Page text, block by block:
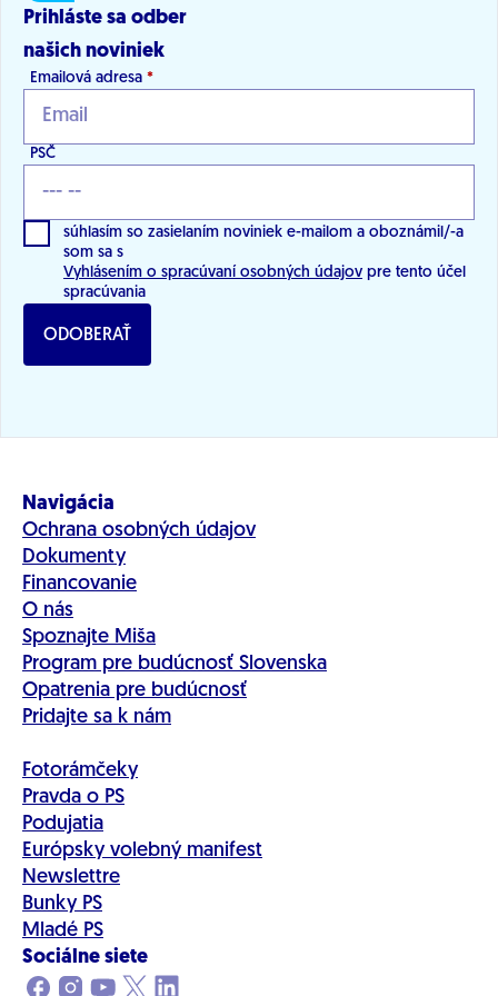
Obranný rozpočet sa tak podľa PS stal
Prihláste sa odber
našich noviniek
Emailová adresa *
PSČ
súhlasím so zasielaním noviniek e-mailom a oboznámil/-a
som sa s
Vyhlásením o spracúvaní osobných údajov pre tento účel
spracúvania
ODOBERAŤ
Navigácia
Ochrana osobných údajov
Dokumenty
Financovanie
O nás
Spoznajte Miša
Program pre budúcnosť Slovenska
Opatrenia pre budúcnosť
Pridajte sa k nám
Fotorámčeky
Pravda o PS
Podujatia
Európsky volebný manifest
Newslettre
Bunky PS
Mladé PS
Sociálne siete